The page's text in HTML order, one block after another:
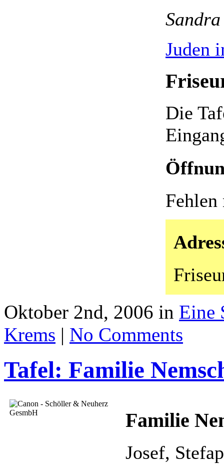
Juden
Die
Fehlen
Oktober 2nd, 2006 in Eine
Krems | No Comments
Tafel: Familie
Familie
Josef,